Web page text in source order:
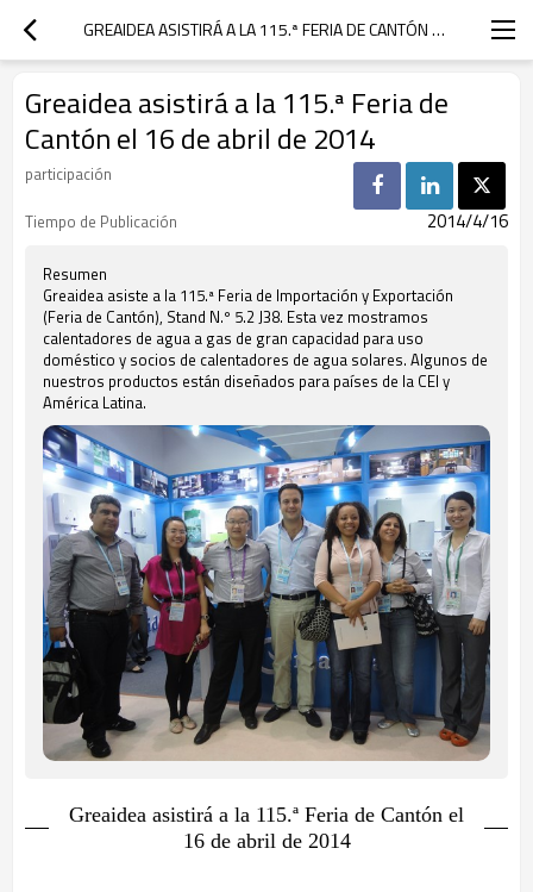
GREAIDEA ASISTIRÁ A LA 115.ª FERIA DE CANTÓN EL 16 DE ABRIL DE 2014
Greaidea asistirá a la 115.ª Feria de
Cantón el 16 de abril de 2014
participación
Tiempo de Publicación
2014/4/16
Resumen
Greaidea asiste a la 115.ª Feria de Importación y Exportación
(Feria de Cantón), Stand N.º 5.2 J38. Esta vez mostramos
calentadores de agua a gas de gran capacidad para uso
doméstico y socios de calentadores de agua solares. Algunos de
nuestros productos están diseñados para países de la CEI y
América Latina.
Greaidea asistirá a la 115.ª Feria de Cantón el
16 de abril de 2014